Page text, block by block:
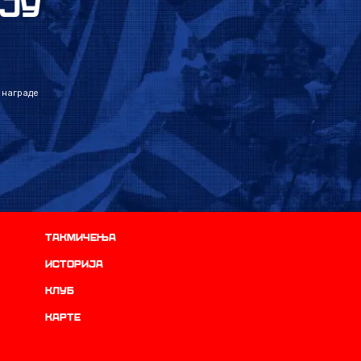
Такмичења
историја
Клуб
Карте